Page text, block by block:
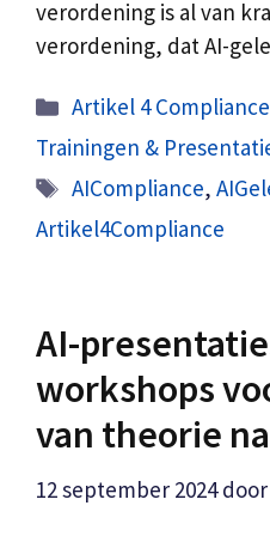
verordening is al van
verordening, dat AI-
Categorieën
Artikel 4 Compliance
Trainingen &
Tags
AICompliance,
Artikel4Compliance
AI-
workshops
van theorie
12 september 2024 door